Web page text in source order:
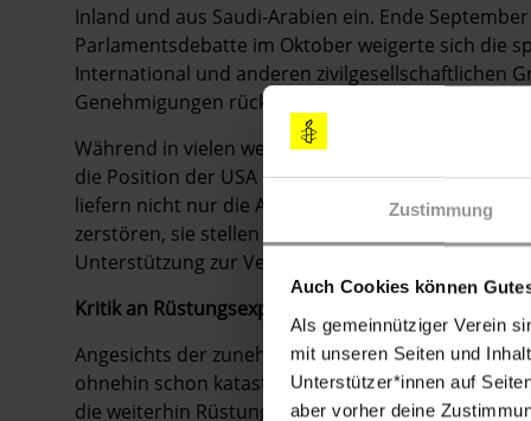
Zustimmung
Auch Cookies können
Als gemeinnütziger Verein
mit unseren Seiten und
Unterstützer*innen auf
aber vorher deine
Inland und aus Saudi-Arabien ein. Ende
Parlamentsdebatte im Oktober weigerte sich die
International und anderen zivilgesellschaftlichen
Genehmigungen rückgängig zu machen und
Während in vielen westlichen Ländern die
die Position der USA und Großbritanniens, der
liefern nicht nur die Ausrüstung, um die
zerstören, sie stellen der saudischen Luftwaffe
Unterstützung zur Verfügung.
Kritik an Rüstungsexporten
Angesichts der zunehmenden Zahl von Toten in
ohnehin schon katastrophalen humanitären
die weiterhin Rüstungsexporte genehmigen.